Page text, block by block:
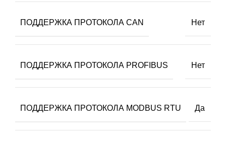
ПОДДЕРЖКА ПРОТОКОЛА CAN Нет
ПОДДЕРЖКА ПРОТОКОЛА PROFIBUS Нет
ПОДДЕРЖКА ПРОТОКОЛА MODBUS RTU Да